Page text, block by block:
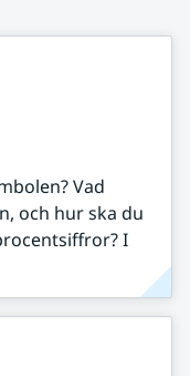
Vad
och hur ska du
I